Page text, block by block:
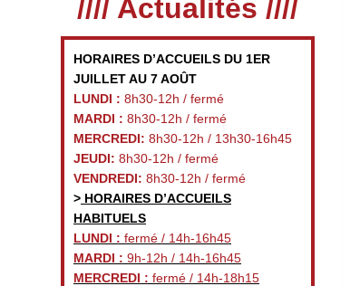
//// Actualités ////
HORAIRES D’ACCUEILS DU 1ER
JUILLET AU 7 AOÛT
LUNDI : 8h30-12h / fermé
MARDI : 8h30-12h / fermé
MERCREDI: 8h30-12h / 13h30-16h45
JEUDI: 8h30-12h / fermé
VENDREDI: 8h30-12h / fermé
> HORAIRES D’ACCUEILS
HABITUELS
LUNDI : fermé / 14h-16h45
MARDI : 9h-12h / 14h-16h45
MERCREDI : fermé / 14h-18h15